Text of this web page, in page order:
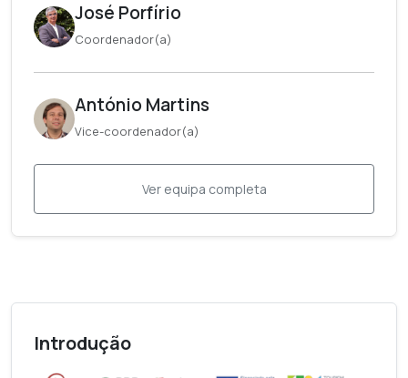
José Porfírio
Coordenador(a)
António Martins
Vice-coordenador(a)
Ver equipa completa
Introdução